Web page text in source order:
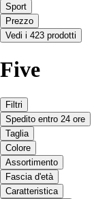
Sport
Prezzo
Vedi i 423 prodotti
Five
Filtri
Spedito entro 24 ore
Taglia
Colore
Assortimento
Fascia d'età
Caratteristica